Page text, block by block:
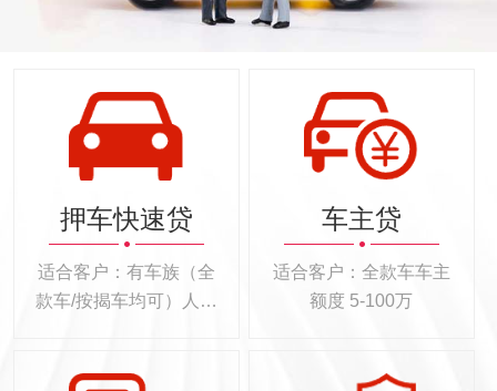
押车快速贷
适合客户：有车族（全
款车/按揭车均可）人士
车主贷
适合客户：全款车车主
额度 5-100万